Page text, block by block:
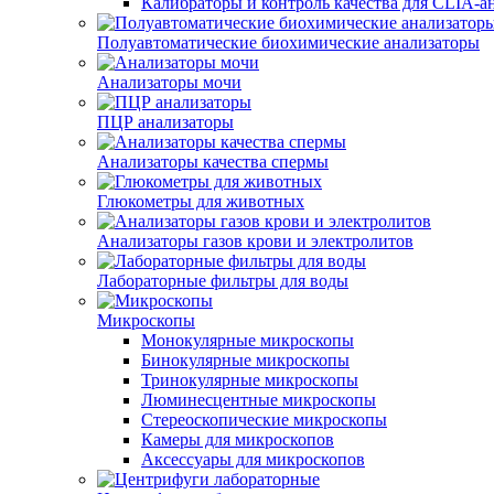
Полуавтоматические биохимические анализаторы
Анализаторы мочи
ПЦР анализаторы
Анализаторы качества спермы
Глюкометры для животных
Анализаторы газов крови и электролитов
Лабораторные фильтры для воды
Микроскопы
Монокулярные микроскопы
Бинокулярные микроскопы
Тринокулярные микроскопы
Люминесцентные микроскопы
Стереоскопические микроскопы
Камеры для микроскопов
Аксессуары для микроскопов